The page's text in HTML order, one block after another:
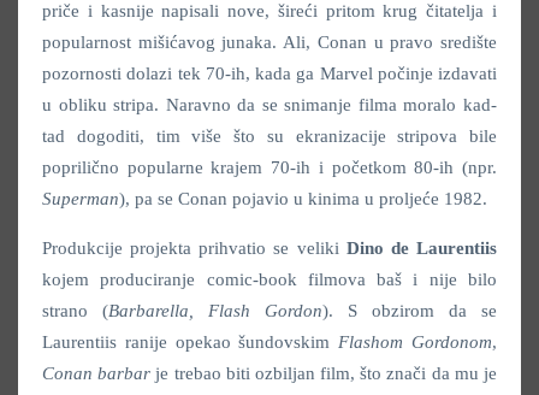
priče i kasnije napisali nove, šireći pritom krug čitatelja i
popularnost mišićavog junaka. Ali, Conan u pravo središte
pozornosti dolazi tek 70-ih, kada ga Marvel počinje izdavati
u obliku stripa. Naravno da se snimanje filma moralo kad-
tad dogoditi, tim više što su ekranizacije stripova bile
poprilično popularne krajem 70-ih i početkom 80-ih (npr.
Superman), pa se Conan pojavio u kinima u proljeće 1982.
Produkcije projekta prihvatio se veliki Dino de Laurentiis
kojem produciranje comic-book filmova baš i nije bilo
strano (Barbarella, Flash Gordon). S obzirom da se
Laurentiis ranije opekao šundovskimFlashom Gordonom,
Conan barbar je trebao biti ozbiljan film, što znači da mu je